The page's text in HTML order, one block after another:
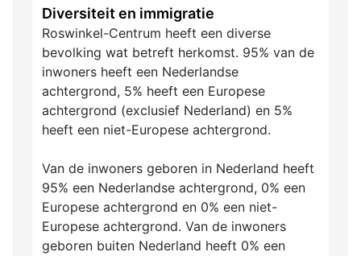
Diversiteit en immigratie
Roswinkel-Centrum heeft een diverse
bevolking wat betreft herkomst. 95% van de
inwoners heeft een Nederlandse
achtergrond, 5% heeft een Europese
achtergrond (exclusief Nederland) en 5%
heeft een niet-Europese achtergrond.
Van de inwoners geboren in Nederland heeft
95% een Nederlandse achtergrond, 0% een
Europese achtergrond en 0% een niet-
Europese achtergrond. Van de inwoners
geboren buiten Nederland heeft 0% een